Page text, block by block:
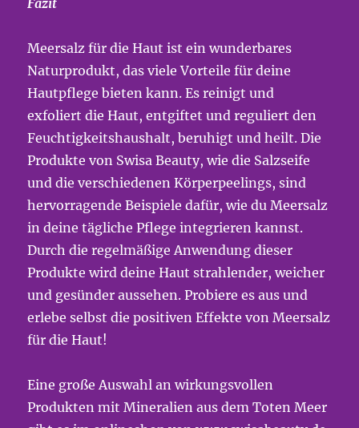
Fazit
Meersalz für die Haut ist ein wunderbares
Naturprodukt, das viele Vorteile für deine
Hautpflege bieten kann. Es reinigt und
exfoliert die Haut, entgiftet und reguliert den
Feuchtigkeitshaushalt, beruhigt und heilt. Die
Produkte von Swisa Beauty, wie die Salzseife
und die verschiedenen Körperpeelings, sind
hervorragende Beispiele dafür, wie du Meersalz
in deine tägliche Pflege integrieren kannst.
Durch die regelmäßige Anwendung dieser
Produkte wird deine Haut strahlender, weicher
und gesünder aussehen. Probiere es aus und
erlebe selbst die positiven Effekte von Meersalz
für die Haut!
Eine große Auswahl an wirkungsvollen
Produkten mit Mineralien aus dem Toten Meer